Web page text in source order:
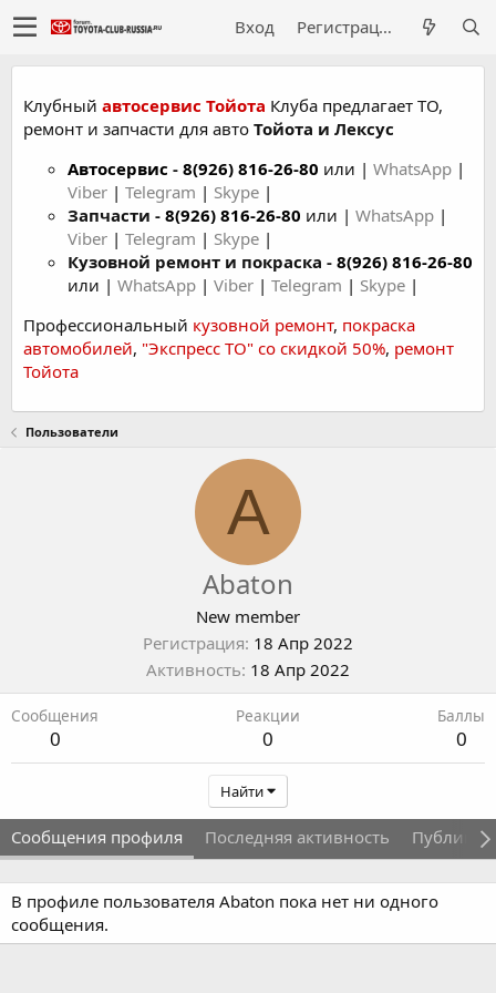
Вход Регистрация
Клубный автосервис Тойота Клуба предлагает ТО,
ремонт и запчасти для авто Тойота и Лексус
Автосервис - 8(926) 816-26-80 или | WhatsApp |
Viber | Telegram | Skype |
Запчасти - 8(926) 816-26-80 или | WhatsApp |
Viber | Telegram | Skype |
Кузовной ремонт и покраска - 8(926) 816-26-80
или | WhatsApp | Viber | Telegram | Skype |
Профессиональный кузовной ремонт, покраска
автомобилей, "Экспресс ТО" со скидкой 50%, ремонт
Тойота
Пользователи
A
Abaton
New member
Регистрация 18 Апр 2022
Активность 18 Апр 2022
Сообщения
0
Реакции
0
Баллы
0
Найти
Сообщения профиля Последняя активность
В профиле пользователя Abaton пока нет ни одного
сообщения.